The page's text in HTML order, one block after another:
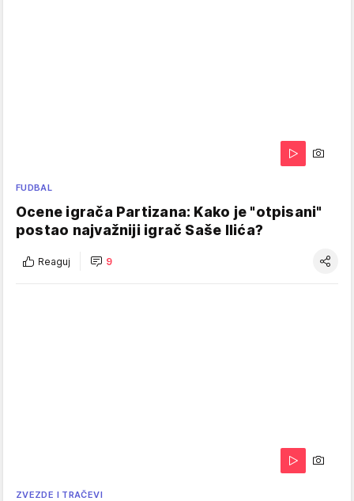
FUDBAL
Ocene igrača Partizana: Kako je "otpisani"
postao najvažniji igrač Saše Ilića?
Reaguj 9
ZVEZDE I TRAČEVI